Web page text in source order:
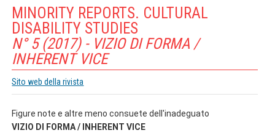
MINORITY REPORTS. CULTURAL
DISABILITY STUDIES
N° 5 (2017) - VIZIO DI FORMA /
INHERENT VICE
Sito web della rivista
Figure note e altre meno consuete dell'inadeguato
VIZIO DI FORMA / INHERENT VICE